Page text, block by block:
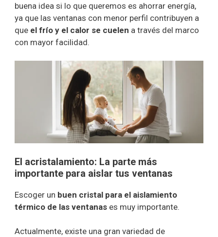
buena idea si lo que queremos es ahorrar energía,
ya que las ventanas con menor perfil contribuyen a
que el frío y el calor se cuelen a través del marco
con mayor facilidad.
El acristalamiento: La parte más
importante para aislar tus ventanas
Escoger un buen cristal para el aislamiento
térmico de las ventanas es muy importante.
Actualmente, existe una gran variedad de